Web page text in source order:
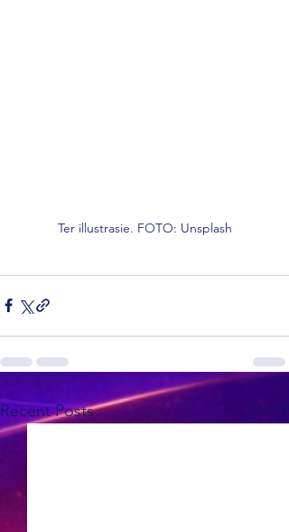
Ter illustrasie. FOTO: Unsplash
Recent Posts See All